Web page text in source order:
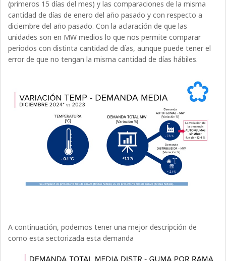
(primeros 15 días del mes) y las comparaciones de la misma
cantidad de días de enero del año pasado y con respecto a
diciembre del año pasado. Con la aclaración de que las
unidades son en MW medios lo que nos permite comparar
periodos con distinta cantidad de días, aunque puede tener el
error de que no tengan la misma cantidad de días hábiles.
A continuación, podemos tener una mejor descripción de
como esta sectorizada esta demanda